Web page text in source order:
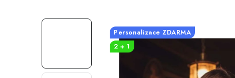
Personalizace ZDARMA
2 + 1